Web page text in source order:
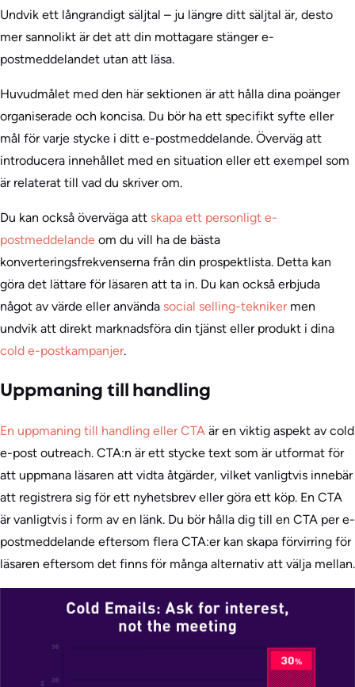
Undvik ett långrandigt säljtal – ju längre ditt säljtal är, desto
mer sannolikt är det att din mottagare stänger e-
postmeddelandet utan att läsa.
Huvudmålet med den här sektionen är att hålla dina poänger
organiserade och koncisa. Du bör ha ett specifikt syfte eller
mål för varje stycke i ditt e-postmeddelande. Överväg att
introducera innehållet med en situation eller ett exempel som
är relaterat till vad du skriver om.
Du kan också överväga att skapa ett personligt e-
postmeddelande om du vill ha de bästa
konverteringsfrekvenserna från din prospektlista. Detta kan
göra det lättare för läsaren att ta in. Du kan också erbjuda
något av värde eller använda social selling-teknikermen
undvik att direkt marknadsföra din tjänst eller produkt i dina
cold e-postkampanjer.
Uppmaning till handling
En uppmaning till handling eller CTA är en viktig aspekt av cold
e-post outreach. CTA:n är ett stycke text som är utformat för
att uppmana läsaren att vidta åtgärder, vilket vanligtvis innebär
att registrera sig för ett nyhetsbrev eller göra ett köp. En CTA
är vanligtvis i form av en länk. Du bör hålla dig till en CTA per e-
postmeddelande eftersom flera CTA:er kan skapa förvirring för
läsaren eftersom det finns för många alternativ att välja mellan.